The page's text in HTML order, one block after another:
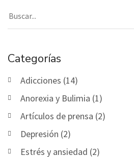
Categorías
Adicciones (14)
Anorexia y Bulimia (1)
Artículos de prensa (2)
Depresión (2)
Estrés y ansiedad (2)